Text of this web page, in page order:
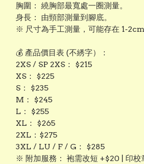
​胸圍： 繞胸部最寬處一圈測量。
​身長： 由頸部測量到腳底。
※ 尺寸為手工測量，可能存在 1-
💰 產品價目表 (不綉字）：
​2XS / SP 2XS： $215
​XS： $225
​S： $235
​M： $245
​L： $255
​XL： $265
​2XL：$275
3XL / LU / F / G： $285
​※ 附加服務： 袍需改短 +$20 | 印